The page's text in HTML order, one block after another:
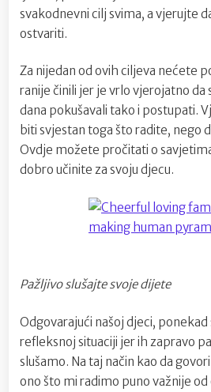
svakodnevni cilj svima, a vjerujte
ostvariti.
Za nijedan od ovih ciljeva nećete
ranije činili jer je vrlo vjerojatno
dana pokušavali tako i postupati.
biti svjestan toga što radite, nego
Ovdje možete pročitati o
dobro učinite za svoju djecu.
Pažljivo slušajte svoje dijete
Odgovarajući našoj djeci, ponekad
refleksnoj situaciji jer ih zapravo
slušamo. Na taj način kao da
ono što mi radimo puno važnije